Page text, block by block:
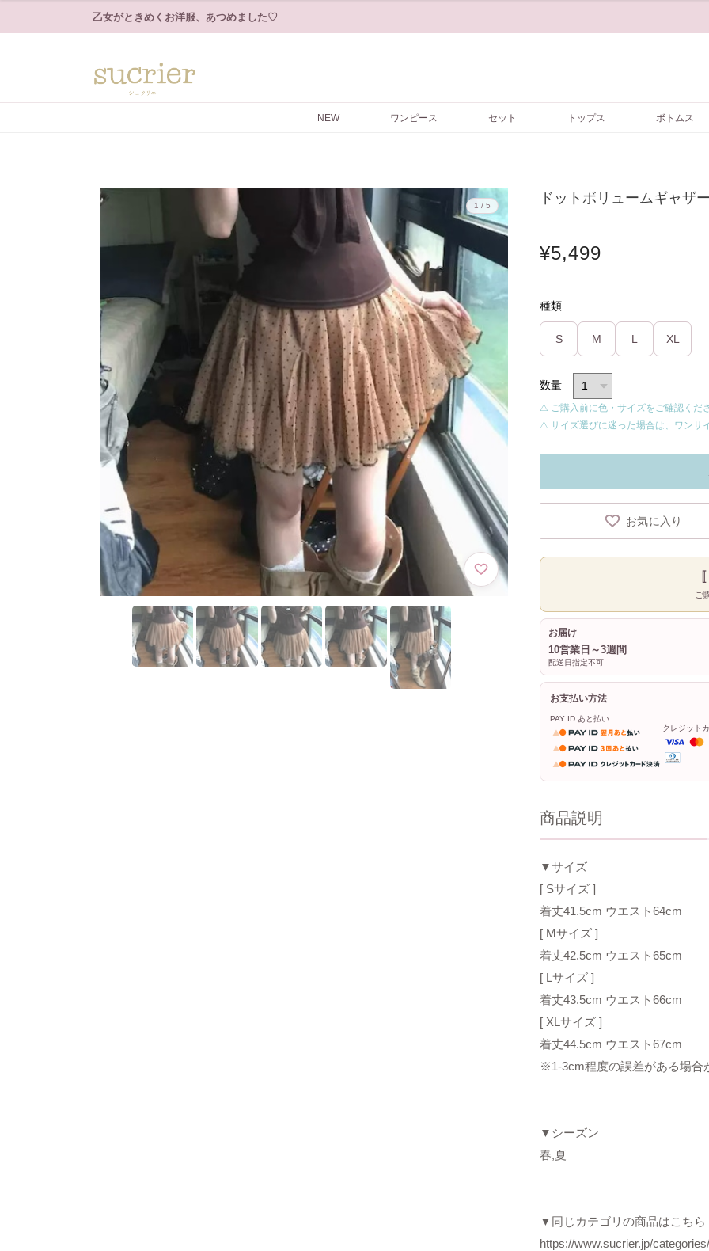
乙女がときめくお洋服、あつめました♡
NEW ワンピース セット トップス ボトムス
ドットボリュームギャザ
1 / 5
¥5,499
種類
S M L XL
数量
⚠ ご購入前に色・サイズをご確認くだ
⚠ サイズ選びに迷った場合は、ワンサ
お気に入り
ご
お届け
10営業日～3週間
配送日指定不可
お支払い方法
PAY ID あと払い
クレジット
商品説明
▼サイズ
[ Sサイズ ]
着丈41.5cm ウエスト64cm
[ Mサイズ ]
着丈42.5cm ウエスト65cm
[ Lサイズ ]
着丈43.5cm ウエスト66cm
[ XLサイズ ]
着丈44.5cm ウエスト67cm
※1-3cm程度の誤差がある場合
▼シーズン
春,夏
▼同じカテゴリの商品はこちら
https://www.sucrier.jp/